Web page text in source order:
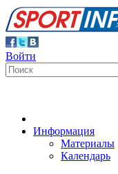
Войти
Информация
Материалы
Календарь